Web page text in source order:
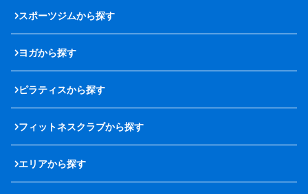
スポーツジムから探す
ヨガから探す
ピラティスから探す
フィットネスクラブから探す
エリアから探す